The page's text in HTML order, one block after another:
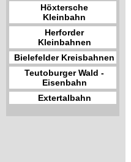
Höxtersche
Kleinbahn
Herforder
Kleinbahnen
Bielefelder Kreisbahnen
Teutoburger Wald -
Eisenbahn
Extertalbahn